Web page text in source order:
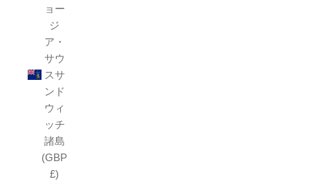
ョー
ジ
ア・
サウ
スサ
ンド
ウィ
ッチ
諸島
(GBP
£)